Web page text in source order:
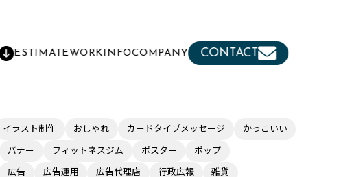
ESTIMATEWORKINFOCOMPANY CONTACT
イラスト制作 おしゃれ カードタイプメッセージ かっこいい
バナー フィットネスジム ポスター ポップ
広告 広告運用 広告代理店 行政広報 雑貨